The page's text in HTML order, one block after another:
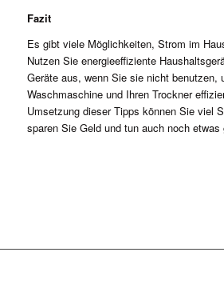
Fazit
Es gibt viele Möglichkeiten, Strom im
Nutzen Sie energieeffiziente
Geräte aus, wenn Sie sie nicht benutzen,
Waschmaschine und Ihren Trockner
Umsetzung dieser Tipps können Sie viel
sparen Sie Geld und tun auch noch